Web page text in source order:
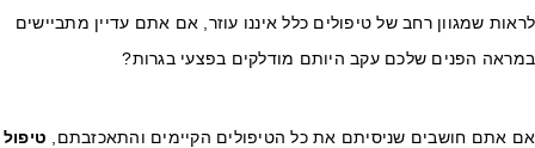
שמגוון רחב של טיפולים כלל איננו עוזר, אם אתם עדיין מתביישים
הפנים שלכם עקב היותם מודלקים בפצעי בגרות?
אתם חושבים שניסיתם את כל הטיפולים הקיימים והתאכזבתם,
טיפול